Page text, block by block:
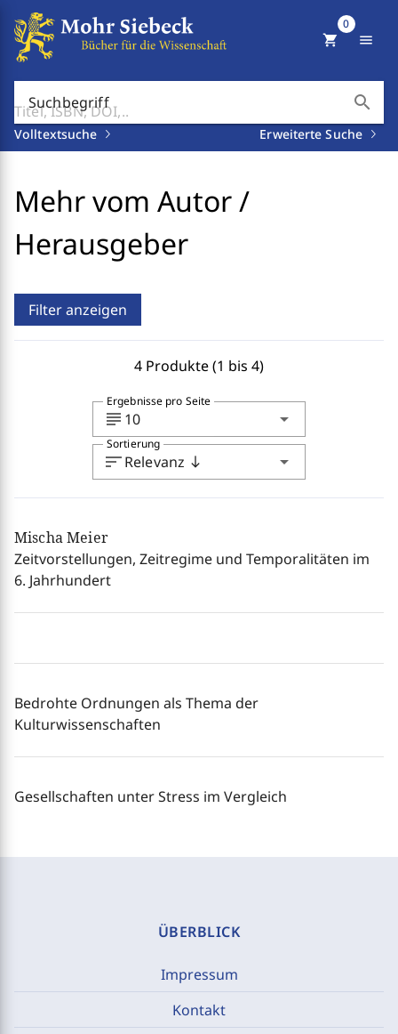
Suchbegriff search
Volltextsuche Erweiterte Suche
shopping_cart
0
menu
Mehr vom Autor /
Herausgeber
Filter anzeigen
4 Produkte (1 bis 4)
subject 10 arrow_drop_down
Ergebnisse pro Seite
sortRelevanz south arrow_drop_down
Sortierung
Mischa Meier
Zeitvorstellungen, Zeitregime und Temporalitäten im
6. Jahrhundert
Bedrohte Ordnungen als Thema der
Kulturwissenschaften
Gesellschaften unter Stress im Vergleich
ÜBERBLICK
Impressum
Kontakt